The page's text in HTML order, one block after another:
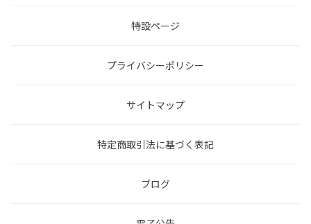
特設ページ
プライバシーポリシー
サイトマップ
特定商取引法に基づく表記
ブログ